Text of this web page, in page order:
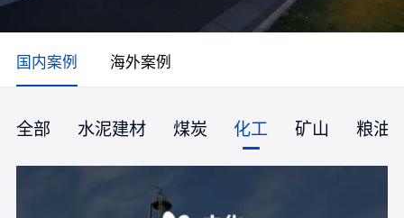
国内案例 海外案例
全部 水泥建材 煤炭 化工 矿山 粮油